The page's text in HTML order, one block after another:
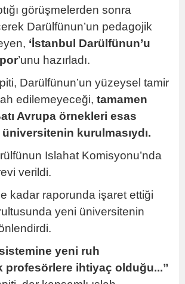
görüşmelerden sonra
Darülfünun’un pedagojik
‘İstanbul Darülfünun’u
’unu hazırladı.
Darülfünun’un yüzeysel tamir
edilemeyeceği, tamamen
Avrupa örnekleri esas
kurulmasıydı.
Islahat Komisyonu’nda
verildi.
kadar raporunda işaret ettiği
yeni üniversitenin
yeni ruh
profesörlere ihtiyaç olduğu...”